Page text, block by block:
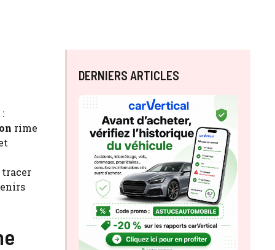
rime
tracer
DERNIERS ARTICLES